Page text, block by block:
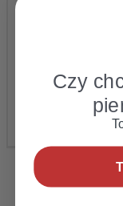
Czy